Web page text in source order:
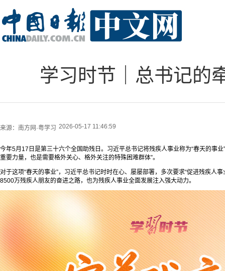
学习时节｜总书记的
来源： 南方网·粤学习 2026-05-17 11:46:59
今年5月17日是第三十六个全国助残日。习近平总书记将残疾人事业称为“春天的事
重要力量，也是需要格外关心、格外关注的特殊困难群体”。
对于这项“春天的事业”，习近平总书记时时在心、屡屡部署，多次要求“促进残疾人
8500万残疾人朋友的奋进之路，也为残疾人事业全面发展注入强大动力。